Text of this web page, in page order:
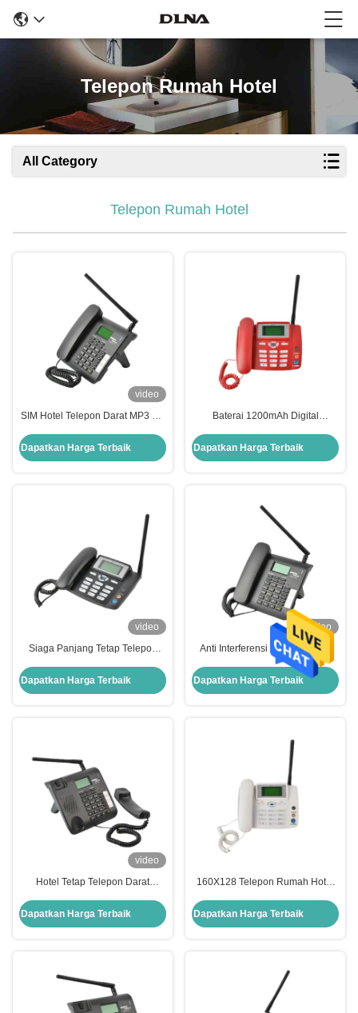
Telepon Rumah Hotel
All Category
Telepon Rumah Hotel
video
SIM Hotel Telepon Darat MP3 FM
Dapatkan Harga Terbaik
Baterai 1200mAh Digital
Language Cdma Wireless Phone
Dapatkan Harga Terbaik
video
Siaga Panjang Tetap Telepon
Phone Hands Free
Dapatkan Harga Terbaik
video
Anti Interferensi Hotel Telepon
Darat Terminal Seluler CDMA
Fixed Wireless Phone
Dapatkan Harga Terbaik
video
Hotel Tetap Telepon Darat
Kabel Analog
Dapatkan Harga Terbaik
160X128 Telepon Rumah Hotel
CDMA 450MHz
Dapatkan Harga Terbaik